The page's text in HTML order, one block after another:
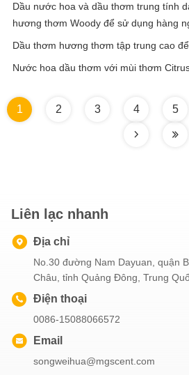
Dầu nước hoa và dầu thơm trung tính
hương thơm Woody để sử dụng hàng
Dầu thơm hương thơm tập trung cao
Nước hoa dầu thơm với mùi thơm
1 2 3 4 5
Liên lạc nhanh
Địa chỉ
No.30 đường Nam Dayuan, quận
Châu, tỉnh Quảng Đông, Trung
Điện thoại
0086-15088066572
Email
songweihua@mgscent.com